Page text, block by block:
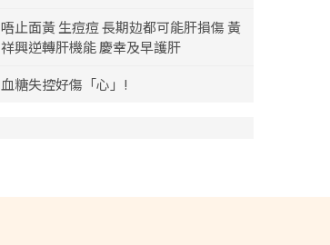
唔止面黃 生痘痘 長期攰都可能肝損傷 黃
祥興逆轉肝機能 慶幸及早護肝
血糖失控好傷「心」!